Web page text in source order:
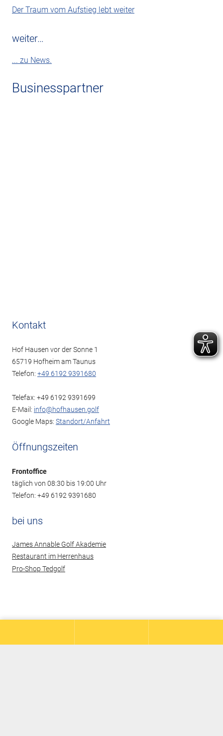
Der Traum vom Aufstieg lebt weiter
weiter…
... zu News.
Businesspartner
Kontakt
Hof Hausen vor der Sonne 1
65719 Hofheim am Taunus
Telefon: +49 6192 9391680
Telefax: +49 6192 9391699
E-Mail: info@hofhausen.golf
Google Maps: Standort/Anfahrt
Öffnungszeiten
Frontoffice
täglich von 08:30 bis 19:00 Uhr
Telefon: +49 6192 9391680
bei uns
James Annable Golf Akademie
Restaurant im Herrenhaus
Pro-Shop Tedgolf